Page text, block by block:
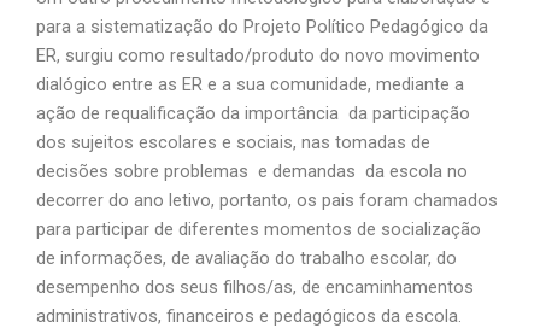
para a sistematização do Projeto Político Pedagógico da
ER, surgiu como resultado/produto do novo movimento
dialógico entre as ER e a sua comunidade, mediante a
ação de requalificação da importância da participação
dos sujeitos escolares e sociais, nas tomadas de
decisões sobre problemas e demandas da escola no
decorrer do ano letivo, portanto, os pais foram chamados
para participar de diferentes momentos de socialização
de informações, de avaliação do trabalho escolar, do
desempenho dos seus filhos/as, de encaminhamentos
administrativos, financeiros e pedagógicos da escola.